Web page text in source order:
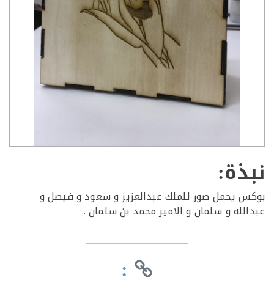
يحمل صور للملك عبدالعزيز و سعود و فيصل و
و سلمان و الامير محمد بن سلمان .
: